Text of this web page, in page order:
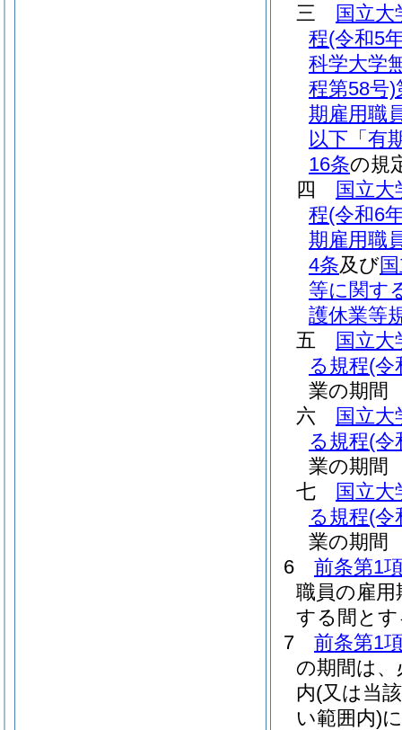
三
国立
程(令和5
科学大学
程第58号)
期雇用職
以下「有
16条の規
四
国立
程(令和6
期雇用職
4条及び
等に関す
護休業等
五
国立
る規程(令
業の期間
六
国立
る規程(令
業の期間
七
国立
る規程(令
業の期間
6
前条第1
職員の雇
する間と
7
前条第1
の期間は、
内(又は当
い範囲内)